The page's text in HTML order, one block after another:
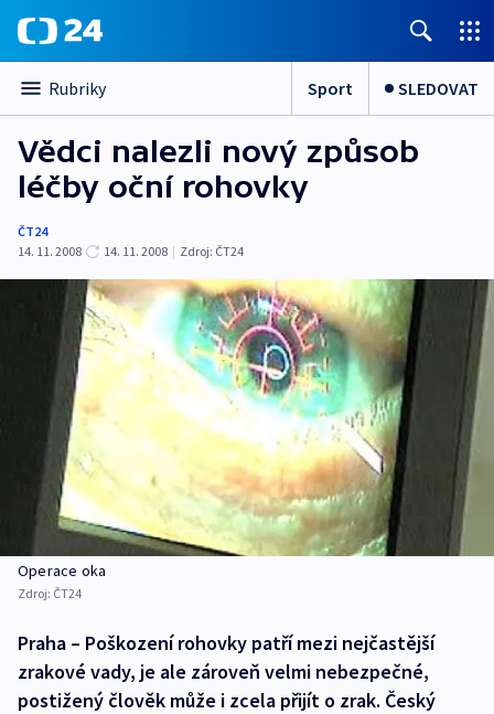
Rubriky Sport SLEDOVAT
Vědci nalezli nový způsob
léčby oční rohovky
ČT24
14. 11. 2008
14. 11. 2008 | Zdroj: ČT24
Operace oka
Zdroj: ČT24
Praha – Poškození rohovky patří mezi nejčastější
zrakové vady, je ale zároveň velmi nebezpečné,
postižený člověk může i zcela přijít o zrak. Český